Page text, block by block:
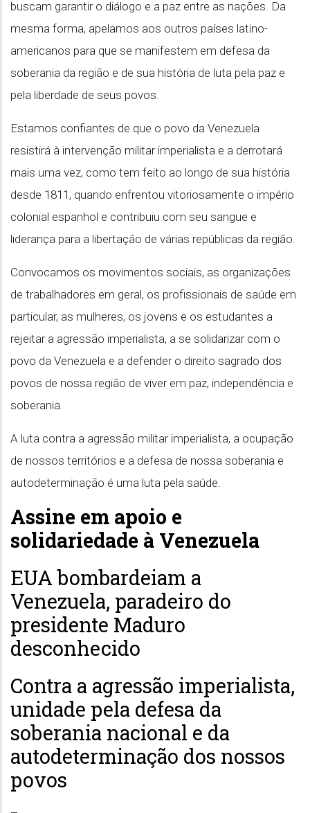
buscam garantir o diálogo e a paz entre as nações. Da
mesma forma, apelamos aos outros países latino-
americanos para que se manifestem em defesa da
soberania da região e de sua história de luta pela paz e
pela liberdade de seus povos.
Estamos confiantes de que o povo da Venezuela
resistirá à intervenção militar imperialista e a derrotará
mais uma vez, como tem feito ao longo de sua história
desde 1811, quando enfrentou vitoriosamente o império
colonial espanhol e contribuiu com seu sangue e
liderança para a libertação de várias repúblicas da região.
Convocamos os movimentos sociais, as organizações
de trabalhadores em geral, os profissionais de saúde em
particular, as mulheres, os jovens e os estudantes a
rejeitar a agressão imperialista, a se solidarizar com o
povo da Venezuela e a defender o direito sagrado dos
povos de nossa região de viver em paz, independência e
soberania.
A luta contra a agressão militar imperialista, a ocupação
de nossos territórios e a defesa de nossa soberania e
autodeterminação é uma luta pela saúde.
Assine em apoio e
solidariedade à Venezuela
EUA bombardeiam a
Venezuela, paradeiro do
presidente Maduro
desconhecido
Contra a agressão imperialista,
unidade pela defesa da
soberania nacional e da
autodeterminação dos nossos
povos